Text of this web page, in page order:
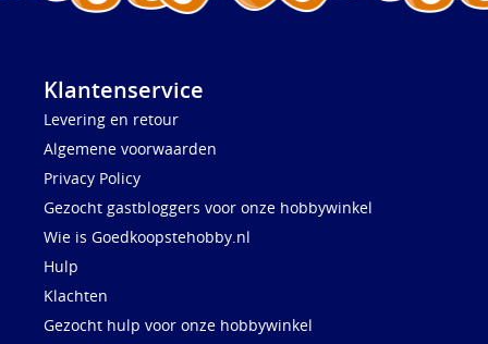
Klantenservice
Levering en retour
Algemene voorwaarden
Privacy Policy
Gezocht gastbloggers voor onze hobbywinkel
Wie is Goedkoopstehobby.nl
Hulp
Klachten
Gezocht hulp voor onze hobbywinkel